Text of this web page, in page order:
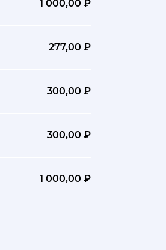
1 000,00 ₽
277,00 ₽
300,00 ₽
300,00 ₽
1 000,00 ₽